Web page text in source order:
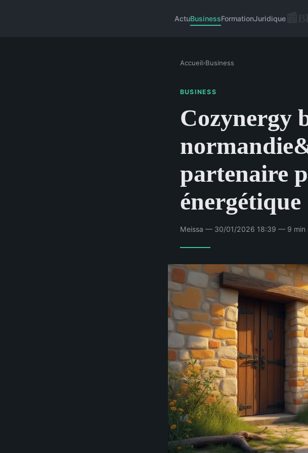
ActuBusinessFormationJuridique
Accueil›Business
BUSINESS
Cozynergy
partenaire
énergétique
Meissa — 30/01/2026 18:39 — 9 min